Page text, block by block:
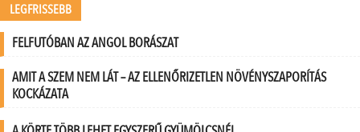
LEGFRISSEBB
FELFUTÓBAN AZ ANGOL BORÁSZAT
AMIT A SZEM NEM LÁT – AZ ELLENŐRIZETLEN NÖVÉNYSZAPORÍTÁS
KOCKÁZATA